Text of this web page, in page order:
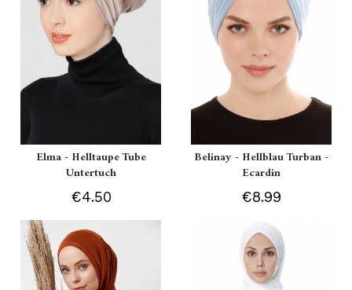
Elma - Helltaupe Tube
Untertuch
€4.50
Belinay - Hellblau Turban -
Ecardin
€8.99